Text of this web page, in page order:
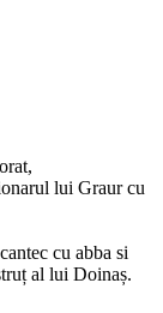
lui Graur cu
cu abba si
al lui Doinaș.